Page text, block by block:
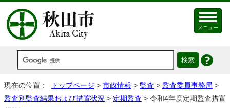
メニュー
現在の位置： トップページ > 市政情報 > 監査 > 監査委員事務局 >
監査別監査結果および措置状況 > 定期監査 > 令和4年度定期監査措置